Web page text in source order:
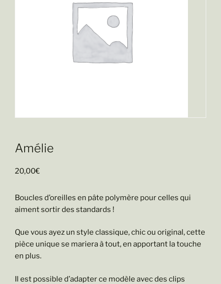
Amélie
20,00€
Boucles d’oreilles en pâte polymère pour celles qui
aiment sortir des standards !
Que vous ayez un style classique, chic ou original, cette
pièce unique se mariera à tout, en apportant la touche
en plus.
Il est possible d’adapter ce modèle avec des clips